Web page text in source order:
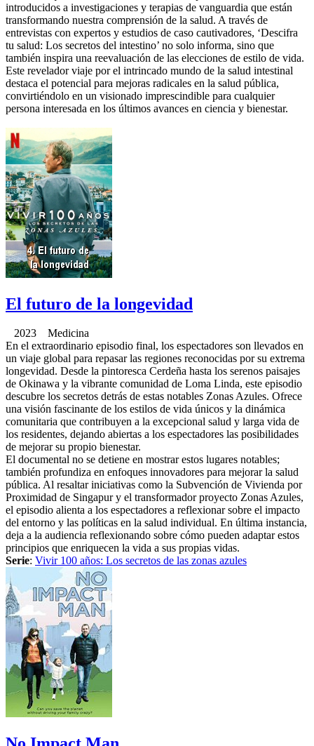
introducidos a investigaciones y terapias de vanguardia que están
transformando nuestra comprensión de la salud. A través de
entrevistas con expertos y estudios de caso cautivadores, ‘Descifra
tu salud: Los secretos del intestino’ no solo informa, sino que
también inspira una reevaluación de las elecciones de estilo de vida.
Este revelador viaje por el intrincado mundo de la salud intestinal
destaca el potencial para mejoras radicales en la salud pública,
convirtiéndolo en un visionado imprescindible para cualquier
persona interesada en los últimos avances en ciencia y bienestar.
El futuro de la longevidad
2023 Medicina
En el extraordinario episodio final, los espectadores son llevados en
un viaje global para repasar las regiones reconocidas por su extrema
longevidad. Desde la pintoresca Cerdeña hasta los serenos paisajes
de Okinawa y la vibrante comunidad de Loma Linda, este episodio
descubre los secretos detrás de estas notables Zonas Azules. Ofrece
una visión fascinante de los estilos de vida únicos y la dinámica
comunitaria que contribuyen a la excepcional salud y larga vida de
los residentes, dejando abiertas a los espectadores las posibilidades
de mejorar su propio bienestar.
El documental no se detiene en mostrar estos lugares notables;
también profundiza en enfoques innovadores para mejorar la salud
pública. Al resaltar iniciativas como la Subvención de Vivienda por
Proximidad de Singapur y el transformador proyecto Zonas Azules,
el episodio alienta a los espectadores a reflexionar sobre el impacto
del entorno y las políticas en la salud individual. En última instancia,
deja a la audiencia reflexionando sobre cómo pueden adaptar estos
principios que enriquecen la vida a sus propias vidas.
Serie: Vivir 100 años: Los secretos de las zonas azules